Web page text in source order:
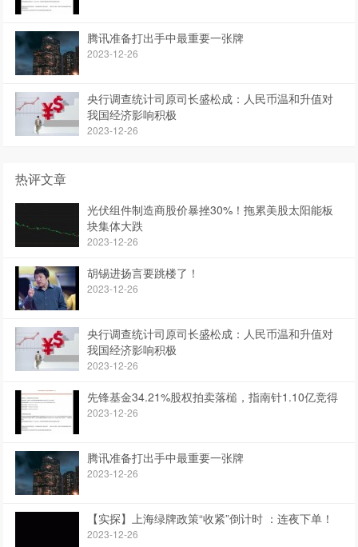
腾讯准备打出手中最重要一张牌
2023-12-26
央行调查统计司原司长盛松成：人民币温和升值对
我国经济影响积极
2023-12-26
热评文章
光伏组件制造商股价暴挫30%！拖累美股太阳能板
块集体大跌
2023-12-26
胡锡进扬言要跳楼了！
2023-12-26
央行调查统计司原司长盛松成：人民币温和升值对
我国经济影响积极
2023-12-26
先锋基金34.21%股权拍卖落槌，指南针1.10亿竞得
2023-12-26
腾讯准备打出手中最重要一张牌
2023-12-26
【实探】上海绿牌政策“收紧”倒计时 ：连夜下单！
2023-12-26